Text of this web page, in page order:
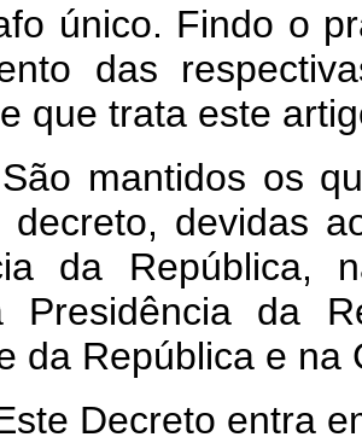
único. Findo o
das
que trata este
mantidos os
decreto, devidas
da República,
Presidência da
da República e
Decreto entra